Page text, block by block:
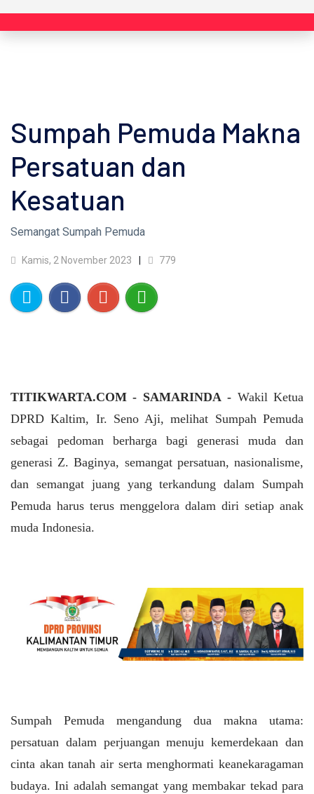
Sumpah Pemuda Makna
Persatuan dan
Kesatuan
Semangat Sumpah Pemuda
Kamis, 2 November 2023 779
TITIKWARTA.COM - SAMARINDA - Wakil Ketua
DPRD Kaltim, Ir. Seno Aji, melihat Sumpah Pemuda
sebagai pedoman berharga bagi generasi muda dan
generasi Z. Baginya, semangat persatuan, nasionalisme,
dan semangat juang yang terkandung dalam Sumpah
Pemuda harus terus menggelora dalam diri setiap anak
muda Indonesia.
Sumpah Pemuda mengandung dua makna utama:
persatuan dalam perjuangan menuju kemerdekaan dan
cinta akan tanah air serta menghormati keanekaragaman
budaya. Ini adalah semangat yang membakar tekad para